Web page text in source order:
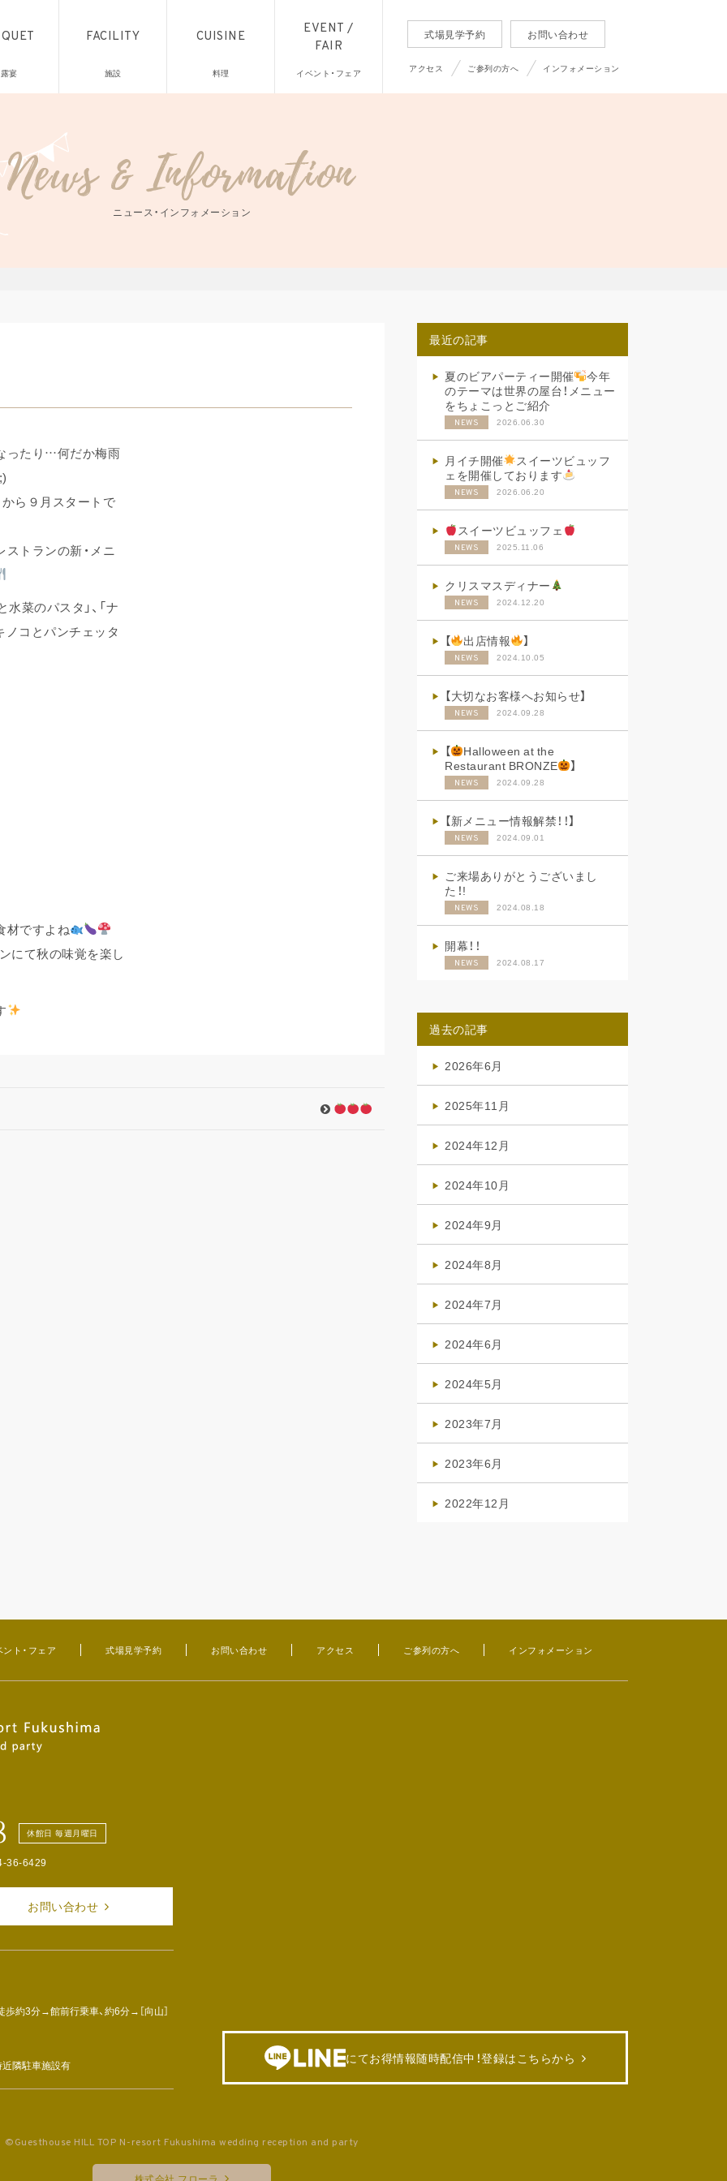
宴
FACILITY
施設
CUISINE
料理
EVENT /
FAIR
イベント・フェア
式場見学予約 お問い合わせ
アクセス ご参列の方へ インフォメーション
ニュース・インフォメーション
ったり…何だか梅雨
ら９月スタートで
トランの新・メニ
菜のパスタ」、「ナ
ノコとパンチェッタ
材ですよね
にて秋の味覚を楽し
最近の記事
夏のビアパーティー開催
今年
のテーマは世界の屋台！メニュー
をちょこっとご紹介
NEWS 2026.06.30
月イチ開催
スイーツビュッフ
ェを開催しております
NEWS 2026.06.20
スイーツビュッフェ
NEWS 2025.11.06
クリスマスディナー
NEWS 2024.12.20
【 出店情報 】
NEWS 2024.10.05
【大切なお客様へお知らせ】
NEWS 2024.09.28
【
Halloween at the
Restaurant BRONZE
】
NEWS 2024.09.28
【新メニュー情報解禁！！】
NEWS 2024.09.01
ご来場ありがとうございまし
た！!
NEWS 2024.08.18
開幕！！
NEWS 2024.08.17
過去の記事
2026年6月
2025年11月
2024年12月
2024年10月
2024年9月
2024年8月
2024年7月
2024年6月
2024年5月
2023年7月
2023年6月
2022年12月
ント・フェア 式場見学予約 お問い合わせ アクセス ご参列の方へ インフォメーション
休館日 毎週月曜日
36-6429
お問い合わせ
歩約3分→館前行乗車、約6分→［向山］
近隣駐車施設有 にてお得情報随時配信中！登録はこちらから
©Guesthouse HILL TOP N-resort Fukushima wedding reception and party